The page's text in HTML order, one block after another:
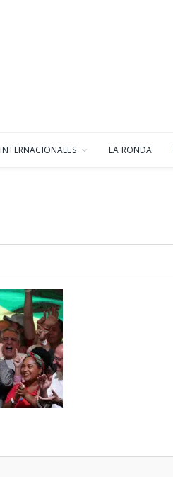
INTERNACIONALES LA RONDA